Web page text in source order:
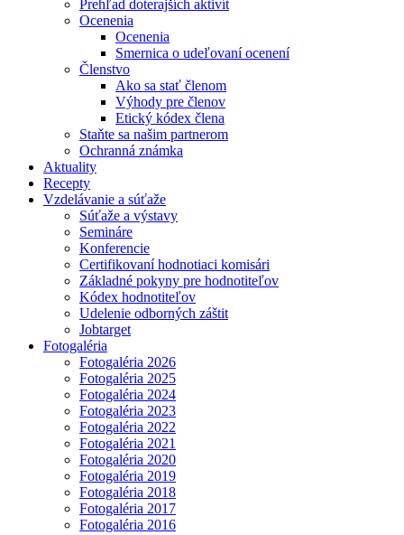
Prehľad doterajších aktivít
Ocenenia
Ocenenia
Smernica o udeľovaní ocenení
Členstvo
Ako sa stať členom
Výhody pre členov
Etický kódex člena
Staňte sa našim partnerom
Ochranná známka
Aktuality
Recepty
Vzdelávanie a súťaže
Súťaže a výstavy
Semináre
Konferencie
Certifikovaní hodnotiaci komisári
Základné pokyny pre hodnotiteľov
Kódex hodnotiteľov
Udelenie odborných záštit
Jobtarget
Fotogaléria
Fotogaléria 2026
Fotogaléria 2025
Fotogaléria 2024
Fotogaléria 2023
Fotogaléria 2022
Fotogaléria 2021
Fotogaléria 2020
Fotogaléria 2019
Fotogaléria 2018
Fotogaléria 2017
Fotogaléria 2016